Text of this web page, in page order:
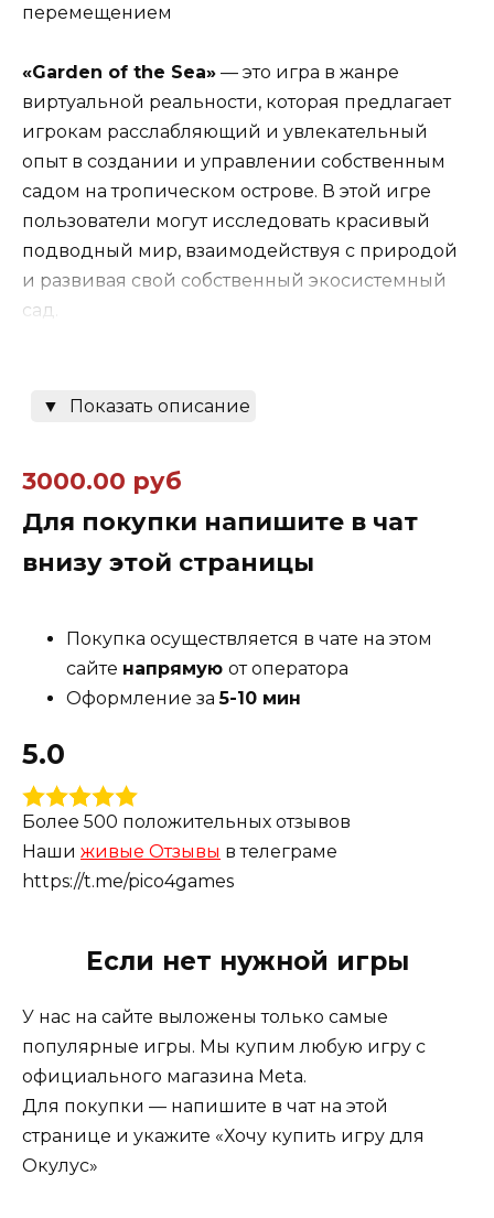
перемещением
«Garden of the Sea» — это игра в жанре
виртуальной реальности, которая предлагает
игрокам расслабляющий и увлекательный
опыт в создании и управлении собственным
садом на тропическом острове. В этой игре
пользователи могут исследовать красивый
подводный мир, взаимодействуя с природой
и развивая свой собственный экосистемный
сад.
Игровой процесс включает в себя
рыбалка. Игроки могут выращивать различные
виды растений, décorировать свой сад, а также
существами, которые населяют остров.
«Garden of the Sea» акцентирует внимание на
медитации и расслаблении, предоставляя
и создавать свою уникальную среду. Игра
также предлагает элементы исследования,
позволяя пользователям находить секреты и
открывать новые области на острове.
стиле, создавая атмосферу спокойствия и уюта.
природы и мягкую музыку, дополняет общий
опыт, позволяя игрокам уйти от повседневной
суеты и насладиться виртуальным миром.
Эта игра идеально подходит для тех, кто ищет
▼ Показать описание
3000.00 руб
Для покупки напишите в чат
внизу этой страницы
Покупка осуществляется в чате на этом
сайте напрямую от оператора
Оформление за5-10 мин
5.0
Более 500 положительных отзывов
Наши живые Отзывы в телеграме
https://t.me/pico4games
Если нет нужной игры
У нас на сайте выложены только самые
популярные игры. Мы купим любую игру с
официального магазина Meta.
Для покупки — напишите в чат на этой
странице и укажите «Хочу купить игру для
Окулус»